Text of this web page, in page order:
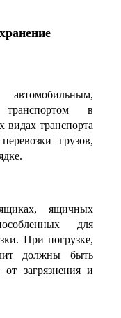
в
видах транспорта
грузов,
ящичных
для
При погрузке,
должны быть
загрязнения и